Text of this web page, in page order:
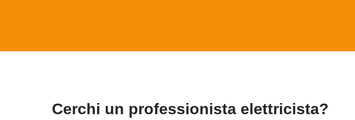
Cerchi un professionista elettricista?